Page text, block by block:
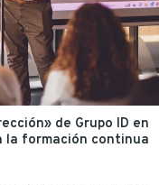
de Grupo ID en
la formación continua